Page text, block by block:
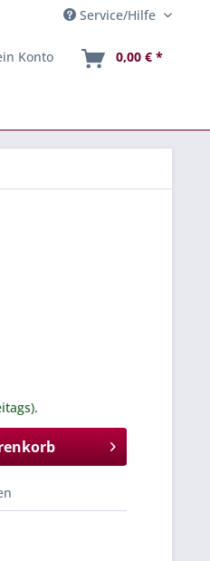
Service/Hilfe
Konto 0,00 € *